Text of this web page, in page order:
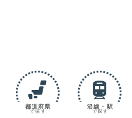
都道府県
で探す
沿線・駅
で探す